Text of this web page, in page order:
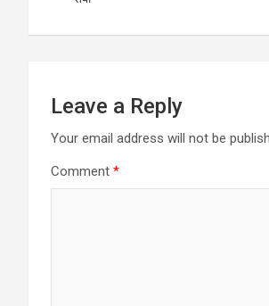
Leave a Reply
Your email address will not be
Comment *